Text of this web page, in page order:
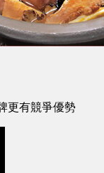
更有競爭優勢